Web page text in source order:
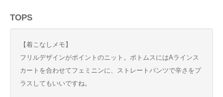
TOPS
【着こなしメモ】
フリルデザインがポイントのニット。ボトムスにはAラインス
カートを合わせてフェミニンに、ストレートパンツで辛さをプ
ラスしてもいいですね。